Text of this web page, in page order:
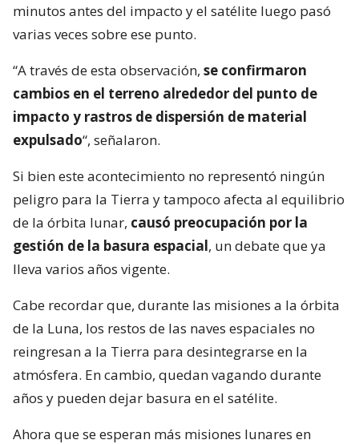
minutos antes del impacto y el satélite luego pasó
varias veces sobre ese punto.
“A través de esta observación, se confirmaron
cambios en el terreno alrededor del punto de
impacto y rastros de dispersión de material
expulsado“, señalaron.
Si bien este acontecimiento no representó ningún
peligro para la Tierra y tampoco afecta al equilibrio
de la órbita lunar, causó preocupación por la
gestión de la basura espacial, un debate que ya
lleva varios años vigente.
Cabe recordar que, durante las misiones a la órbita
de la Luna, los restos de las naves espaciales no
reingresan a la Tierra para desintegrarse en la
atmósfera. En cambio, quedan vagando durante
años y pueden dejar basura en el satélite.
Ahora que se esperan más misiones lunares en